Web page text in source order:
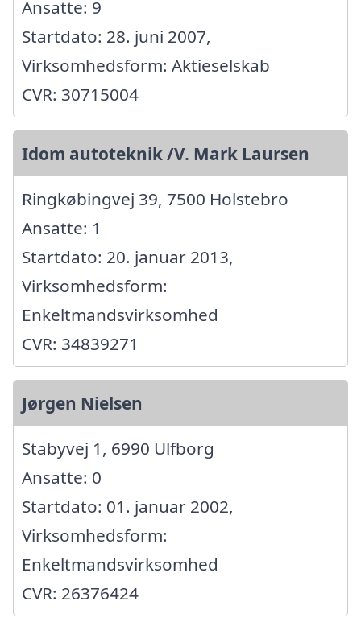
Ansatte: 9
Startdato: 28. juni 2007,
Virksomhedsform: Aktieselskab
CVR: 30715004
Idom autoteknik /V. Mark Laursen
Ringkøbingvej 39, 7500 Holstebro
Ansatte: 1
Startdato: 20. januar 2013,
Virksomhedsform:
Enkeltmandsvirksomhed
CVR: 34839271
Jørgen Nielsen
Stabyvej 1, 6990 Ulfborg
Ansatte: 0
Startdato: 01. januar 2002,
Virksomhedsform:
Enkeltmandsvirksomhed
CVR: 26376424